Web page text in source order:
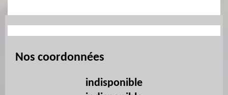
Nos coordonnées
indisponible